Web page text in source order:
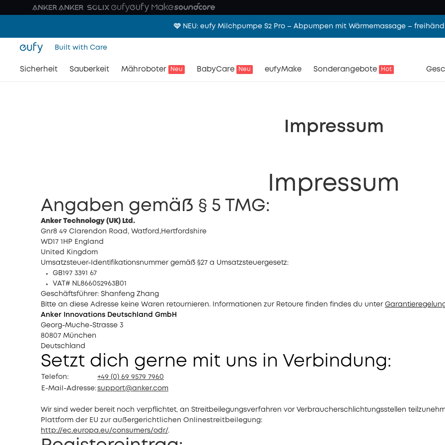
🩷 NEU: eufy Milchpumpe S2 Pro – Abpumpen mit Wärmemassage –
Built with Care
Sicherheit Sauberkeit Mähroboter Neu BabyCare Neu eufyMake Sonderangebote Hot
Impressum
Impressum
Angaben gemäß § 5 TMG:
Anker Technology (UK) Ltd.
Gnr8 49 Clarendon Road, Watford,Hertfordshire
WD17 1HP England
United Kingdom
Umsatzsteuer-Identifikationsnummer gemäß §27 a Umsatzsteuergesetz:
GB197 3391 67
VAT# NL866052963B01
Geschäftsführer: Shanfeng Zhang
Bitte an diese Adresse keine Waren retournieren. Informationen zur Retoure finden findes du unter
Anker Innovations Deutschland GmbH
Georg-Muche-Strasse 3
80807 München
Deutschland
Setzt dich gerne mit uns in Verbindung:
Telefon:
+49 (0) 69 9579 7960
E-Mail-Adresse:support@anker.com
Wir sind weder bereit noch verpflichtet, an Streitbeilegungsverfahren vor Verbraucherschlichtungsstellen
Plattform der EU zur außergerichtlichen Onlinestreitbeilegung:
http://ec.europa.eu/consumers/odr/.